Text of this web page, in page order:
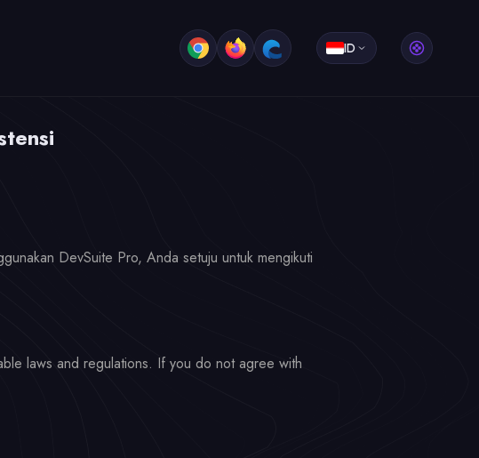
ID
DevSuite Pro, Anda setuju untuk mengikuti
laws and regulations. If you do not agree with